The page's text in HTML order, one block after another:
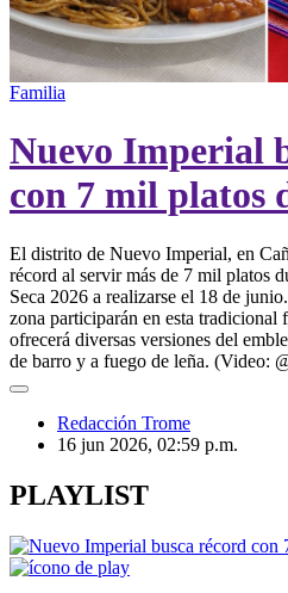
00:00/00:26
Familia
Nuevo Imperial
con 7 mil platos
El distrito de Nuevo Imperial, en
récord al servir más de 7 mil platos
Seca 2026 a realizarse el 18 de
zona participarán en esta tradicional
ofrecerá diversas versiones del
de barro y a fuego de leña. (Video:
Redacción Trome
16 jun 2026, 02:59 p.m.
PLAYLIST